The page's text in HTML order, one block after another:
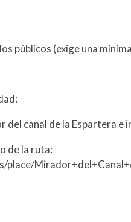
públicos (exige una
del canal de la Espartera
de la ruta:
place/